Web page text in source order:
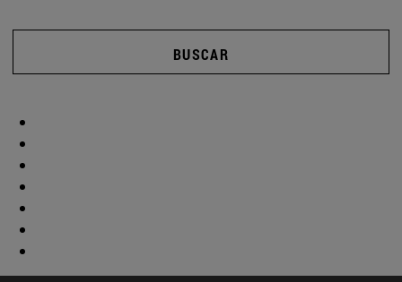
BUSCAR